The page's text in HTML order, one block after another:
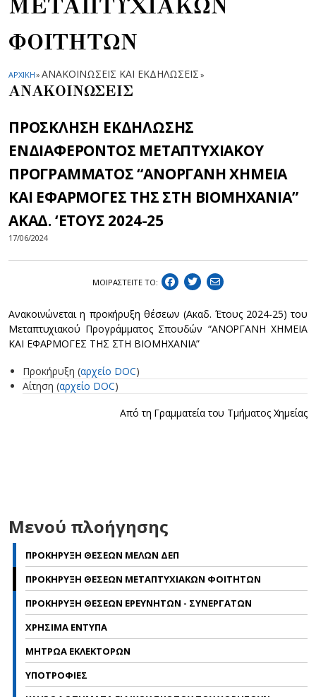
ΜΕΤΑΠΤΥΧΙΑΚΩΝ
ΦΟΙΤΗΤΩΝ
ΑΡΧΙΚΗ» ΑΝΑΚΟΙΝΩΣΕΙΣ ΚΑΙ ΕΚΔΗΛΩΣΕΙΣ »
ΑΝΑΚΟΙΝΩΣΕΙΣ
ΠΡΟΣΚΛΗΣΗ ΕΚΔΗΛΩΣΗΣ
ΕΝΔΙΑΦΕΡΟΝΤΟΣ ΜΕΤΑΠΤΥΧΙΑΚΟΥ
ΠΡΟΓΡΑΜΜΑΤΟΣ “ΑΝΟΡΓΑΝΗ ΧΗΜΕΙΑ
ΚΑΙ ΕΦΑΡΜΟΓΕΣ ΤΗΣ ΣΤΗ ΒΙΟΜΗΧΑΝΙΑ”
ΑΚΑΔ. ‘ΕΤΟΥΣ 2024-25
17/06/2024
ΜΟΙΡΑΣΤEIΤΕ ΤΟ:
Ανακοινώνεται η προκήρυξη θέσεων (Ακαδ. Έτους 2024-25) του
Μεταπτυχιακού Προγράμματος Σπουδών “ΑΝΟΡΓΑΝΗ ΧΗΜΕΙΑ
ΚΑΙ ΕΦΑΡΜΟΓΕΣ ΤΗΣ ΣΤΗ ΒΙΟΜΗΧΑΝΙΑ”
Προκήρυξη (αρχείο DOC)
Αίτηση (αρχείο DOC)
Από τη Γραμματεία του Τμήματος Χημείας
Μενού πλοήγησης
ΠΡΟΚΗΡΥΞΗ ΘΕΣΕΩΝ ΜΕΛΩΝ ΔΕΠ
ΠΡΟΚΗΡΥΞΗ ΘΕΣΕΩΝ ΜΕΤΑΠΤΥΧΙΑΚΩΝ ΦΟΙΤΗΤΩΝ
ΠΡΟΚΗΡΥΞΗ ΘΕΣΕΩΝ ΕΡΕΥΝΗΤΩΝ - ΣΥΝΕΡΓΑΤΩΝ
ΧΡΗΣΙΜΑ ΕΝΤΥΠΑ
ΜΗΤΡΩΑ ΕΚΛΕΚΤΟΡΩΝ
ΥΠΟΤΡΟΦΙΕΣ